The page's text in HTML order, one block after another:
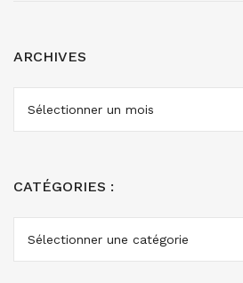
ARCHIVES
ARCHIVES
CATÉGORIES :
CATÉGORIES